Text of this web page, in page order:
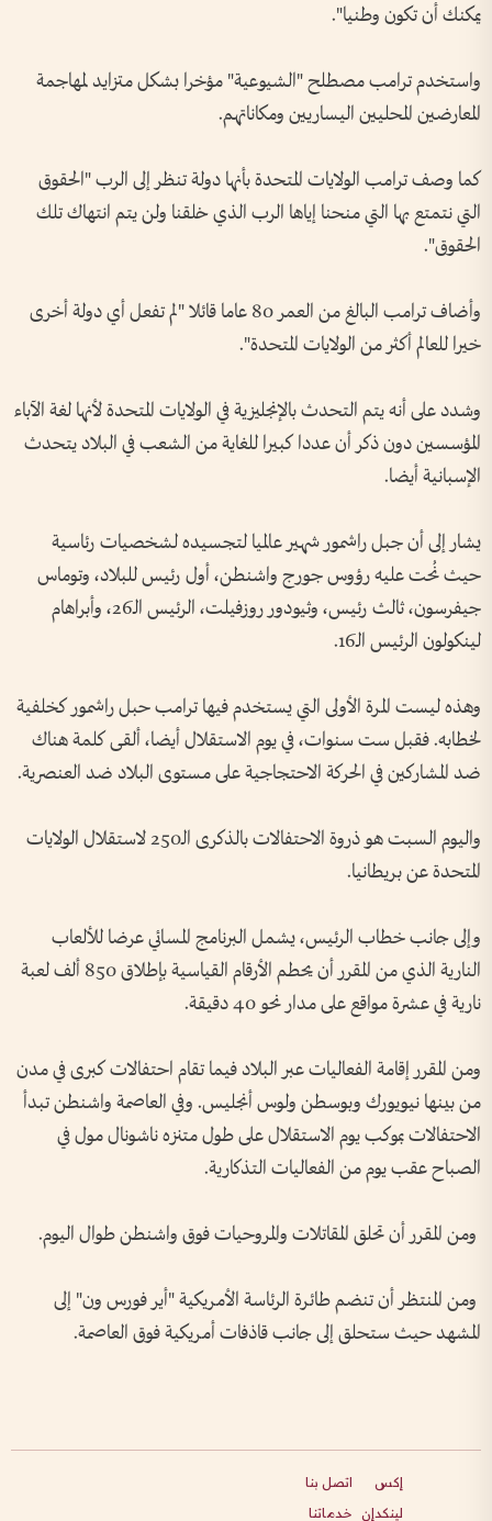
يمكنك أن تكون وطنيا".
واستخدم ترامب مصطلح "الشيوعية" مؤخرا بشكل متزايد لمهاجمة
المعارضين المحليين اليساريين ومكاناتهم.
كما وصف ترامب الولايات المتحدة بأنها دولة تنظر إلى الرب "الحقوق
التي نتمتع بها التي منحنا إياها الرب الذي خلقنا ولن يتم انتهاك تلك
الحقوق".
وأضاف ترامب البالغ من العمر 80 عاما قائلا "لم تفعل أي دولة أخرى
خيرا للعالم أكثر من الولايات المتحدة".
وشدد على أنه يتم التحدث بالإنجليزية في الولايات المتحدة لأنها لغة الآباء
المؤسسين دون ذكر أن عددا كبيرا للغاية من الشعب في البلاد يتحدث
الإسبانية أيضا.
يشار إلى أن جبل راشمور شهير عالميا لتجسيده لشخصيات رئاسية
حيث نُحت عليه رؤوس جورج واشنطن، أول رئيس للبلاد، وتوماس
جيفرسون، ثالث رئيس، وثيودور روزفيلت، الرئيس الـ26، وأبراهام
لينكولون الرئيس الـ16.
وهذه ليست المرة الأولى التي يستخدم فيها ترامب حبل راشمور كخلفية
لخطابه. فقبل ست سنوات، في يوم الاستقلال أيضا، ألقى كلمة هناك
ضد المشاركين في الحركة الاحتجاجية على مستوى البلاد ضد العنصرية.
واليوم السبت هو ذروة الاحتفالات بالذكرى الـ250 لاستقلال الولايات
المتحدة عن بريطانيا.
وإلى جانب خطاب الرئيس، يشمل البرنامج المسائي عرضا للألعاب
النارية الذي من المقرر أن يحطم الأرقام القياسية بإطلاق 850 ألف لعبة
نارية في عشرة مواقع على مدار نحو 40 دقيقة.
ومن المقرر إقامة الفعاليات عبر البلاد فيما تقام احتفالات كبرى في مدن
من بينها نيويورك وبوسطن ولوس أنجليس. وفي العاصمة واشنطن تبدأ
الاحتفالات بموكب يوم الاستقلال على طول متنزه ناشونال مول في
الصباح عقب يوم من الفعاليات التذكارية.
ومن المقرر أن تحلق المقاتلات والمروحيات فوق واشنطن طوال اليوم.
ومن المنتظر أن تنضم طائرة الرئاسة الأمريكية "أير فورس ون" إلى
المشهد حيث ستحلق إلى جانب قاذفات أمريكية فوق العاصمة.
إكس
لينكدإن
اتصل بنا
خدماتنا